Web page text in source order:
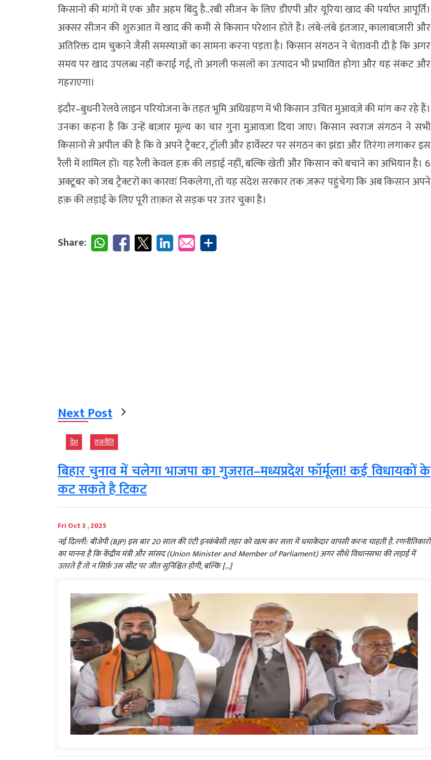
किसानों की मांगों में एक और अहम बिंदु है..रबी सीजन के लिए डीएपी और यूरिया खाद की पर्याप्त आपूर्ति।
अक्सर सीजन की शुरुआत में खाद की कमी से किसान परेशान होते हैं। लंबे-लंबे इंतजार, कालाबाज़ारी और
अतिरिक्त दाम चुकाने जैसी समस्याओं का सामना करना पड़ता है। किसान संगठन ने चेतावनी दी है कि अगर
समय पर खाद उपलब्ध नहीं कराई गई, तो अगली फसलों का उत्पादन भी प्रभावित होगा और यह संकट और
गहराएगा।
इंदौर–बुधनी रेलवे लाइन परियोजना के तहत भूमि अधिग्रहण में भी किसान उचित मुआवज़े की मांग कर रहे हैं।
उनका कहना है कि उन्हें बाज़ार मूल्य का चार गुना मुआवज़ा दिया जाए। किसान स्वराज संगठन ने सभी
किसानों से अपील की है कि वे अपने ट्रैक्टर, ट्रॉली और हार्वेस्टर पर संगठन का झंडा और तिरंगा लगाकर इस
रैली में शामिल हों। यह रैली केवल हक़ की लड़ाई नहीं, बल्कि खेती और किसान को बचाने का अभियान है। 6
अक्टूबर को जब ट्रैक्टरों का कारवां निकलेगा, तो यह संदेश सरकार तक ज़रूर पहुंचेगा कि अब किसान अपने
हक़ की लड़ाई के लिए पूरी ताक़त से सड़क पर उतर चुका है।
Share:
Next Post
देश राजनीति
बिहार चुनाव में चलेगा भाजपा का गुजरात–मध्यप्रदेश फॉर्मूला! कई विधायकों के
कट सकते है टिकट
Fri Oct 3 , 2025
नई दिल्ली: बीजेपी (BJP) इस बार 20 साल की एंटी इनकंबेसी लहर को खत्म कर सत्ता में धमाकेदार वापसी करना चाहती है. रणनीतिकारों
का मानना है कि केंद्रीय मंत्री और सांसद (Union Minister and Member of Parliament) अगर सीधे विधानसभा की लड़ाई में
उतरते हैं तो न सिर्फ़ उस सीट पर जीत सुनिश्चित होगी, बल्कि […]